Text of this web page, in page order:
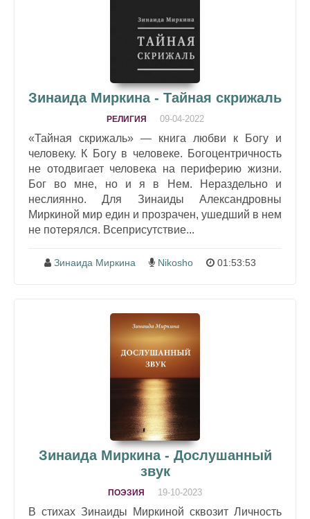
Зинаида Миркина - Тайная скрижаль
РЕЛИГИЯ 09-04-2022
«Тайная скрижаль» — книга любви к Богу и
человеку. К Богу в человеке. Богоцентричность
не отодвигает человека на периферию жизни.
Бог во мне, но и я в Нем. Нераздельно и
неслиянно. Для Зинаиды Александровны
Миркиной мир един и прозрачен, ушедший в нем
не потерялся. Всеприсутствие...
Зинаида Миркина Nikosho 01:53:53
Зинаида Миркина - Дослушанный
звук
ПОЭЗИЯ 19-10-2023
В стихах Зинаиды Миркиной сквозит Личность